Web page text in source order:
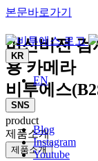
본문바로가기
KR
EN
SNS
Blog
Instagram
Youtube
머신비전 검
용 카메라
비투에스
product
제품소개
제품소개